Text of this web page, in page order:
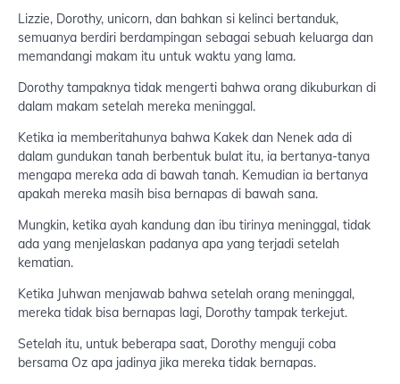
Lizzie, Dorothy, unicorn, dan bahkan si kelinci bertanduk,
semuanya berdiri berdampingan sebagai sebuah keluarga dan
memandangi makam itu untuk waktu yang lama.
Dorothy tampaknya tidak mengerti bahwa orang dikuburkan di
dalam makam setelah mereka meninggal.
Ketika ia memberitahunya bahwa Kakek dan Nenek ada di
dalam gundukan tanah berbentuk bulat itu, ia bertanya-tanya
mengapa mereka ada di bawah tanah. Kemudian ia bertanya
apakah mereka masih bisa bernapas di bawah sana.
Mungkin, ketika ayah kandung dan ibu tirinya meninggal, tidak
ada yang menjelaskan padanya apa yang terjadi setelah
kematian.
Ketika Juhwan menjawab bahwa setelah orang meninggal,
mereka tidak bisa bernapas lagi, Dorothy tampak terkejut.
Setelah itu, untuk beberapa saat, Dorothy menguji coba
bersama Oz apa jadinya jika mereka tidak bernapas.